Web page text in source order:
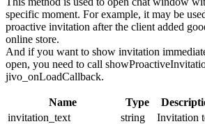
specific moment. For example, it may be
proactive invitation after the client added
online store.
And if you want to show invitation
open, you need to call
jivo_onLoadCallback.
Name Type
invitation_text
string
Invitation